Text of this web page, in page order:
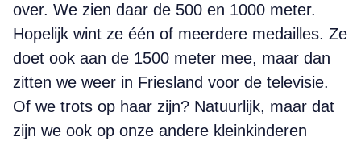
over. We zien daar de 500 en 1000 meter.
Hopelijk wint ze één of meerdere medailles. Ze
doet ook aan de 1500 meter mee, maar dan
zitten we weer in Friesland voor de televisie.
Of we trots op haar zijn? Natuurlijk, maar dat
zijn we ook op onze andere kleinkinderen